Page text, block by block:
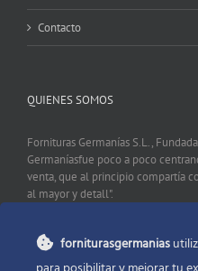
Contacto
QUIENES SOMOS
Fornituras Germanías S.L.,
Germaníasfue poco a poco
venta, que al principio compartía
al mayor y detall".
CONTACTO
forniturasgermanias